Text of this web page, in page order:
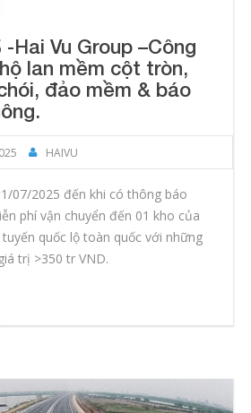
-Hai Vu Group –Công
lan mềm cột tròn,
đảo mềm & báo
HAIVU
07/2025 đến khi có thông báo
phí vận chuyển đến 01 kho của
quốc lộ toàn quốc với những
trị >350 tr VND.